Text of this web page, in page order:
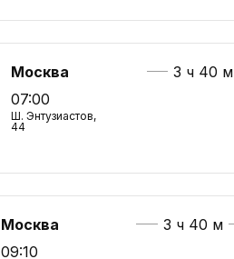
Москва
07:00
Ш. Энтузиастов,
44
3 ч 40 м
Москва
09:10
3 ч 40 м